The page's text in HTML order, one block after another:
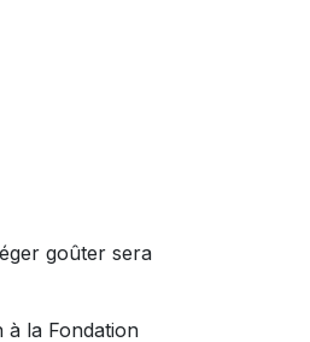
goûter sera
à la Fondation